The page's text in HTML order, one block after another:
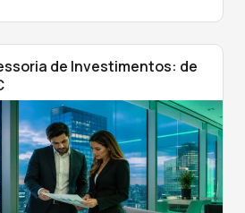
em todos os quatro trimestres. Os
M&A AAWZ 1T 2026, que
[…]
de Investimentos: de